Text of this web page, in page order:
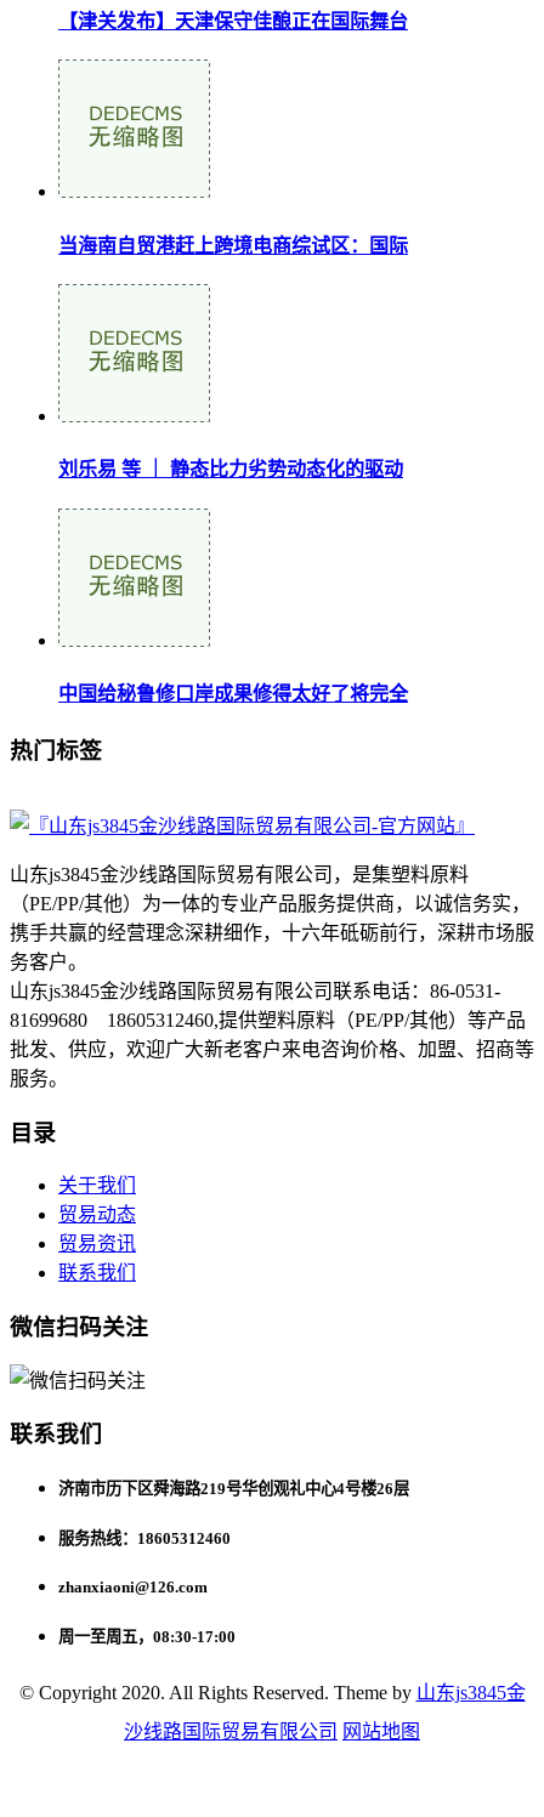
【津关发布】天津保守佳酿正在国际舞台
当海南自贸港赶上跨境电商综试区：国际
刘乐易 等 ｜ 静态比力劣势动态化的驱动
中国给秘鲁修口岸成果修得太好了将完全
热门标签
山东js3845金沙线路国际贸易有限公司，是集塑料原料
（PE/PP/其他）为一体的专业产品服务提供商，以诚信务实，
携手共赢的经营理念深耕细作，十六年砥砺前行，深耕市场服
务客户。
山东js3845金沙线路国际贸易有限公司联系电话：86-0531-
81699680 18605312460,提供塑料原料（PE/PP/其他）等产品
批发、供应，欢迎广大新老客户来电咨询价格、加盟、招商等
服务。
目录
关于我们
贸易动态
贸易资讯
联系我们
微信扫码关注
联系我们
济南市历下区舜海路219号华创观礼中心4号楼26层
服务热线：18605312460
zhanxiaoni@126.com
周一至周五，08:30-17:00
© Copyright 2020. All Rights Reserved. Theme by 山东js3845金
沙线路国际贸易有限公司 网站地图